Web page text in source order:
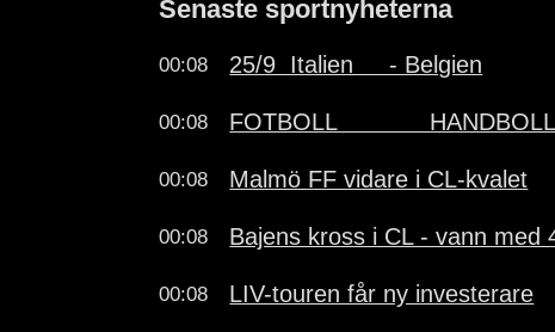
Senaste sportnyheterna
00:08 25/9  Italien     - Belgien
00:08 FOTBOLL
00:08 Malmö FF vidare i CL-kvalet
00:08 Bajens kross i CL - vann med
00:08 LIV-touren får ny investerare